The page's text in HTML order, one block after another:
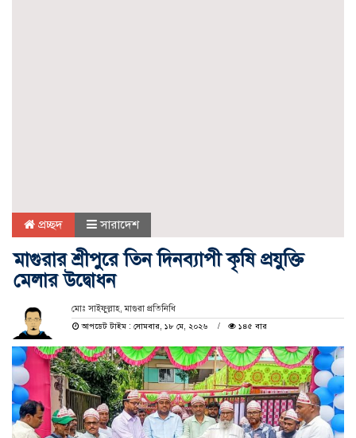
প্রচ্ছদ সারাদেশ
মাগুরার শ্রীপুরে তিন দিনব্যাপী কৃষি প্রযুক্তি
মেলার উদ্বোধন
মোঃ সাইফুল্লাহ, মাগুরা প্রতিনিধি
আপডেট টাইম : সোমবার, ১৮ মে, ২০২৬
১৪৫ বার